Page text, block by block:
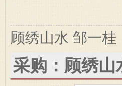
顾绣山水 邹一桂
采购：顾绣山